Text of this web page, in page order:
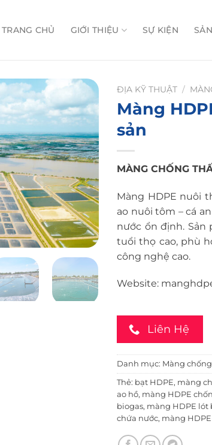
TRANG CHỦ GIỚI THIỆU SỰ KIỆN
ĐỊA KỸ THUẬT /
Màng
sản
MÀNG CHỐNG
Màng HDPE nuôi
ao nuôi tôm – cá
nước ổn định. Sản
tuổi thọ cao, phù
công nghệ cao.
Website:
Liên Hệ
Danh mục: Màng
Thẻ: bạt HDPE, màng
ao hồ, màng HDPE
biogas, màng HDPE lót
chứa nước, màng